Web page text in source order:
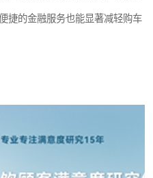
捷的金融服务也能显著减轻购车